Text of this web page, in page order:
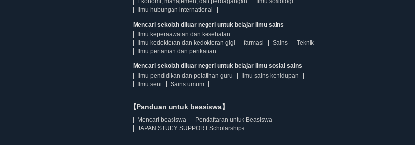
Ekonomi, manajemen, dan perdagangan
Ilmu sosiologi
Ilmu hubungan international
Mencari sekolah diluar negeri untuk belajar Ilmu sains
Ilmu keperaawatan dan kesehatan
Ilmu kedokteran dan kedokteran gigi
farmasi Sains
Teknik
Ilmu pertanian dan perikanan
Mencari sekolah diluar negeri untuk belajar Ilmu sosial sains
Ilmu pendidikan dan pelatihan guru
Ilmu sains kehidupan
Ilmu seni
Sains umum
【Panduan untuk beasiswa】
Mencari beasiswa
Pendaftaran untuk Beasiswa
JAPAN STUDY SUPPORT Scholarships